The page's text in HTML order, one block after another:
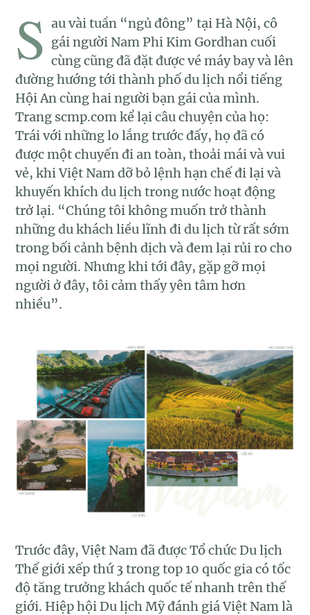
S au vài tuần “ngủ đông” tại Hà Nội, cô
gái người Nam Phi Kim Gordhan cuối
cùng cũng đã đặt được vé máy bay và lên
đường hướng tới thành phố du lịch nổi tiếng
Hội An cùng hai người bạn gái của mình.
Trang scmp.com kể lại câu chuyện của họ:
Trái với những lo lắng trước đấy, họ đã có
được một chuyến đi an toàn, thoải mái và vui
vẻ, khi Việt Nam dỡ bỏ lệnh hạn chế đi lại và
khuyến khích du lịch trong nước hoạt động
trở lại. “Chúng tôi không muốn trở thành
những du khách liều lĩnh đi du lịch từ rất sớm
trong bối cảnh bệnh dịch và đem lại rủi ro cho
mọi người. Nhưng khi tới đây, gặp gỡ mọi
người ở đây, tôi cảm thấy yên tâm hơn
nhiều”.
Trước đây, Việt Nam đã được Tổ chức Du lịch
Thế giới xếp thứ 3 trong top 10 quốc gia có tốc
độ tăng trưởng khách quốc tế nhanh trên thế
giới. Hiệp hội Du lịch Mỹ đánh giá Việt Nam là